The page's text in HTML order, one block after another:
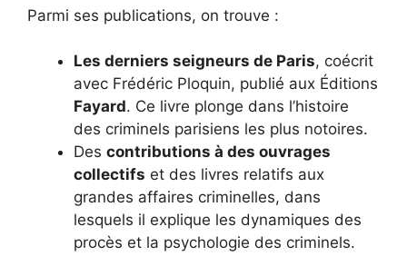
Parmi ses publications, on trouve :
Les derniers seigneurs de Paris, coécrit
avec Frédéric Ploquin, publié aux Éditions
Fayard. Ce livre plonge dans l’histoire
des criminels parisiens les plus notoires.
Des contributions à des ouvrages
collectifs et des livres relatifs aux
grandes affaires criminelles, dans
lesquels il explique les dynamiques des
procès et la psychologie des criminels.